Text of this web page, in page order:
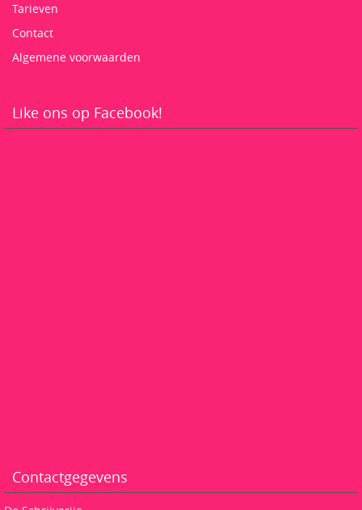
Tarieven
Contact
Algemene voorwaarden
Like ons op Facebook!
Contactgegevens